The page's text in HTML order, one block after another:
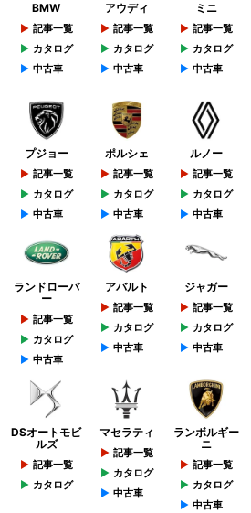
BMW
記事一覧
カタログ
中古車
アウディ
記事一覧
カタログ
中古車
ミニ
記事一覧
カタログ
中古車
プジョー
記事一覧
カタログ
中古車
ポルシェ
記事一覧
カタログ
中古車
ルノー
記事一覧
カタログ
中古車
ランドローバ
ー
記事一覧
カタログ
中古車
アバルト
記事一覧
カタログ
中古車
ジャガー
記事一覧
カタログ
中古車
DSオートモビ
ルズ
記事一覧
カタログ
マセラティ
記事一覧
カタログ
中古車
ランボルギー
ニ
記事一覧
カタログ
中古車